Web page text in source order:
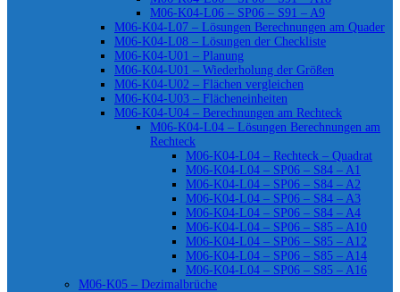
M06-K04-L06 – SP06 – S91 – A9
M06-K04-L07 – Lösungen Berechnungen am Quader
M06-K04-L08 – Lösungen der Checkliste
M06-K04-U01 – Planung
M06-K04-U01 – Wiederholung der Größen
M06-K04-U02 – Flächen vergleichen
M06-K04-U03 – Flächeneinheiten
M06-K04-U04 – Berechnungen am Rechteck
M06-K04-L04 – Lösungen Berechnungen am
Rechteck
M06-K04-L04 – Rechteck – Quadrat
M06-K04-L04 – SP06 – S84 – A1
M06-K04-L04 – SP06 – S84 – A2
M06-K04-L04 – SP06 – S84 – A3
M06-K04-L04 – SP06 – S84 – A4
M06-K04-L04 – SP06 – S85 – A10
M06-K04-L04 – SP06 – S85 – A12
M06-K04-L04 – SP06 – S85 – A14
M06-K04-L04 – SP06 – S85 – A16
M06-K05 – Dezimalbrüche